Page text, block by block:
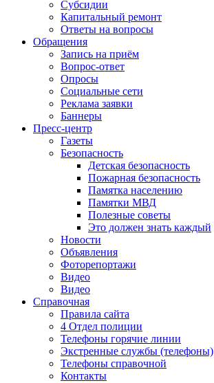
Субсидии
Капитальный ремонт
Ответы на вопросы
Обращения
Запись на приём
Вопрос-ответ
Опросы
Социальные сети
Реклама заявки
Баннеры
Пресс-центр
Газеты
Безопасность
Детская безопасность
Пожарная безопасность
Памятка населению
Памятки МВД
Полезные советы
Это должен знать каждый
Новости
Объявления
Фоторепортажи
Видео
Видео
Справочная
Правила сайта
4 Отдел полиции
Телефоны горячие линии
Экстренные службы (телефоны)
Телефоны справочной
Контакты